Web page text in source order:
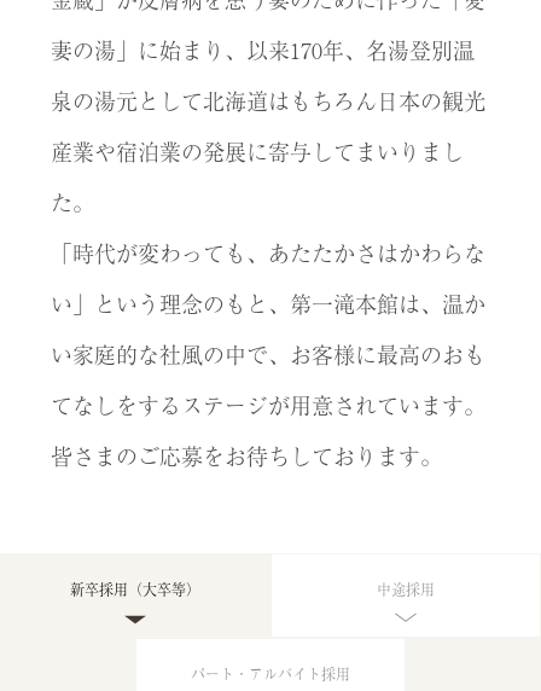
妻の湯」に始まり、以来170年、名湯登別温
泉の湯元として北海道はもちろん日本の観光
産業や宿泊業の発展に寄与してまいりまし
た。
「時代が変わっても、あたたかさはかわらな
い」という理念のもと、第一滝本館は、温か
い家庭的な社風の中で、お客様に最高のおも
てなしをするステージが用意されています。
皆さまのご応募をお待ちしております。
新卒採用（大卒等） 中途採用
パート・アルバイト採用